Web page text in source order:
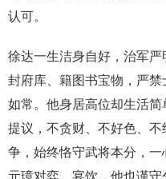
认可。
徐达一生洁身自好，治军
封府库、籍图书宝物，严
如常。他身居高位却生活
提议，不贪财、不好色、
争，始终恪守武将本分，
元璋对弈、宴饮，他也谨